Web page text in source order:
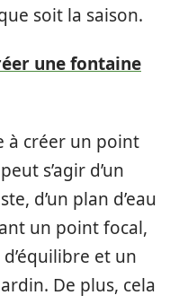
soit la saison.
une fontaine
à créer un point
s’agir d’un
d’un plan d’eau
un point focal,
et un
De plus, cela